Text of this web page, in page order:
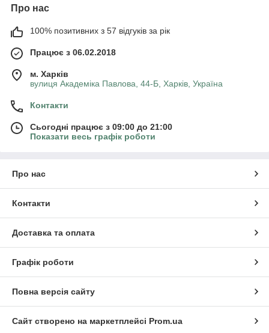
Про нас
100% позитивних з 57 відгуків за рік
Працює з 06.02.2018
м. Харків
вулиця Академіка Павлова, 44-Б, Харків, Україна
Контакти
Сьогодні працює з 09:00 до 21:00
Показати весь графік роботи
Про нас
Контакти
Доставка та оплата
Графік роботи
Повна версія сайту
Сайт створено на маркетплейсі Prom.ua